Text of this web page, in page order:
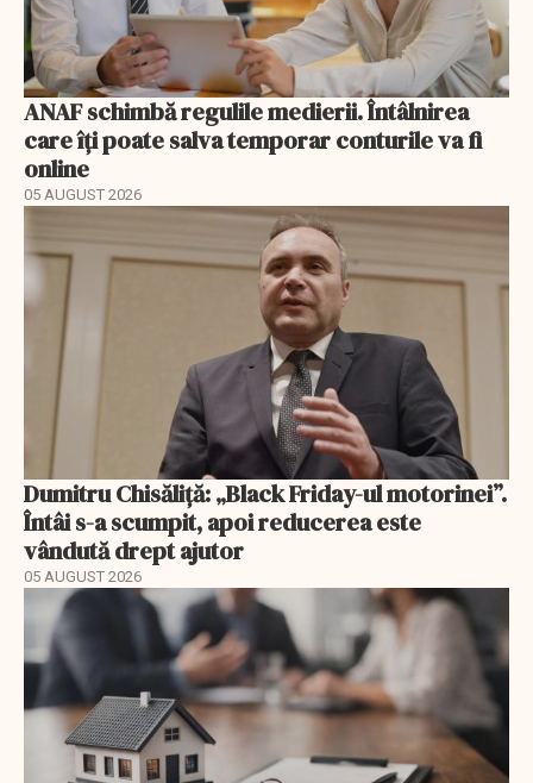
ANAF schimbă regulile medierii. Întâlnirea
care îți poate salva temporar conturile va fi
online
05 AUGUST 2026
Dumitru Chisăliță: „Black Friday-ul motorinei”.
Întâi s-a scumpit, apoi reducerea este
vândută drept ajutor
05 AUGUST 2026